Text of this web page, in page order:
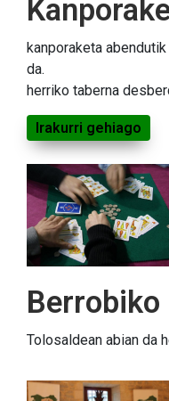
kanporaketa
da.
herriko taberna
Irakurri gehiago
Berrobiko
Tolosaldean abian da